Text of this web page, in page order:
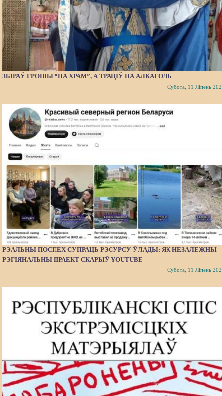
ЗБІРАЎ ГРОШЫ “НА ХРАМ”, А ТРАЦІЎ НА АЛКАГОЛЬ
Субота, 11 Ліпень
РЭАЛЬНЫ ПОСПЕХ СУПРАЦЬ РЭСУРСУ ЎЛАДЫ: ЯК НЕЗАЛЕЖНЫ
РЭГІЯНАЛЬНЫ ПРАЕКТ СКАРЫЎ YOUTUBE
Субота, 11 Ліпень